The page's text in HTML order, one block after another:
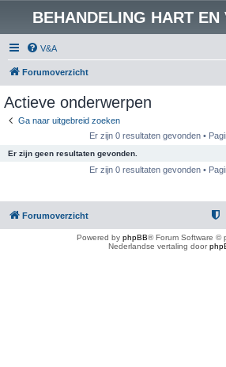
BEHANDELING HART EN
V&A
Forumoverzicht
Actieve onderwerpen
Ga naar uitgebreid zoeken
Er zijn 0 resultaten gevonden •
Er zijn geen resultaten gevonden.
Er zijn 0 resultaten gevonden •
Forumoverzicht
Powered by phpBB® Forum Software ©
Nederlandse vertaling door